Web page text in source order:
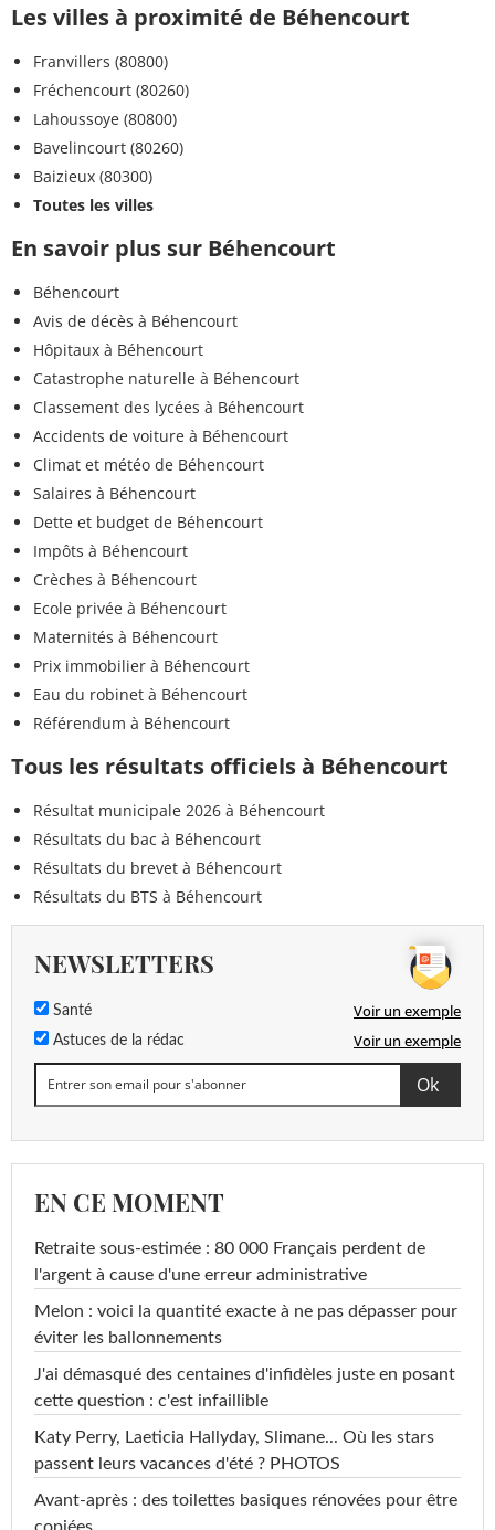
Les villes à proximité de Béhencourt
Franvillers (80800)
Fréchencourt (80260)
Lahoussoye (80800)
Bavelincourt (80260)
Baizieux (80300)
Toutes les villes
En savoir plus sur Béhencourt
Béhencourt
Avis de décès à Béhencourt
Hôpitaux à Béhencourt
Catastrophe naturelle à Béhencourt
Classement des lycées à Béhencourt
Accidents de voiture à Béhencourt
Climat et météo de Béhencourt
Salaires à Béhencourt
Dette et budget de Béhencourt
Impôts à Béhencourt
Crèches à Béhencourt
Ecole privée à Béhencourt
Maternités à Béhencourt
Prix immobilier à Béhencourt
Eau du robinet à Béhencourt
Référendum à Béhencourt
Tous les résultats officiels à Béhencourt
Résultat municipale 2026 à Béhencourt
Résultats du bac à Béhencourt
Résultats du brevet à Béhencourt
Résultats du BTS à Béhencourt
NEWSLETTERS
Santé Voir un exemple
Astuces de la rédac Voir un exemple
EN CE MOMENT
Retraite sous-estimée : 80 000 Français perdent de
l'argent à cause d'une erreur administrative
Melon : voici la quantité exacte à ne pas dépasser pour
éviter les ballonnements
J'ai démasqué des centaines d'infidèles juste en posant
cette question : c'est infaillible
Katy Perry, Laeticia Hallyday, Slimane... Où les stars
passent leurs vacances d'été ? PHOTOS
Avant-après : des toilettes basiques rénovées pour être